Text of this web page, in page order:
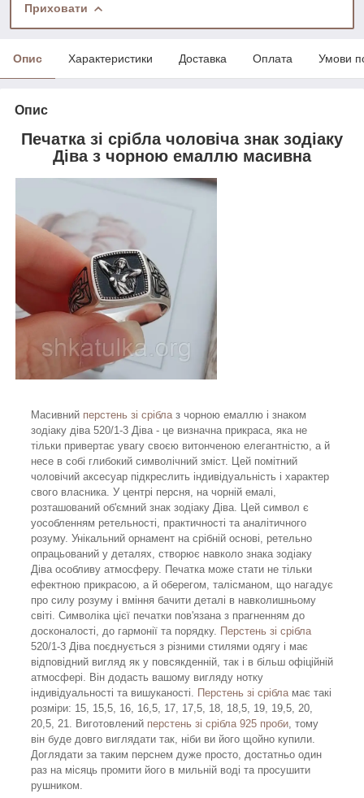
Приховати
Опис Характеристики Доставка Оплата Умови
Опис
Печатка зі срібла чоловіча знак зодіаку
Діва з чорною емаллю масивна
Масивний перстень зі сріблаз чорною емаллю і знаком
зодіаку діва 520/1-3 Діва - це визначна прикраса, яка не
тільки привертає увагу своєю витонченою елегантністю, а й
несе в собі глибокий символічний зміст. Цей помітний
чоловічий аксесуар підкреслить індивідуальність і характер
свого власника. У центрі персня, на чорній емалі,
розташований об'ємний знак зодіаку Діва. Цей символ є
уособленням ретельності, практичності та аналітичного
розуму. Унікальний орнамент на срібній основі, ретельно
опрацьований у деталях, створює навколо знака зодіаку
Діва особливу атмосферу. Печатка може стати не тільки
ефектною прикрасою, а й оберегом, талісманом, що нагадує
про силу розуму і вміння бачити деталі в навколишньому
світі. Символіка цієї печатки пов'язана з прагненням до
досконалості, до гармонії та порядку. Перстень зі срібла
520/1-3 Діва поєднується з різними стилями одягу і має
відповідний вигляд як у повсякденній, так і в більш офіційній
атмосфері. Він додасть вашому вигляду нотку
індивідуальності та вишуканості. Перстень зі срібламає такі
розміри: 15, 15,5, 16, 16,5, 17, 17,5, 18, 18,5, 19, 19,5, 20,
20,5, 21. Виготовлений перстень зі срібла 925 проби, тому
він буде довго виглядати так, ніби ви його щойно купили.
Доглядати за таким перснем дуже просто, достатньо один
раз на місяць промити його в мильній воді та просушити
рушником.